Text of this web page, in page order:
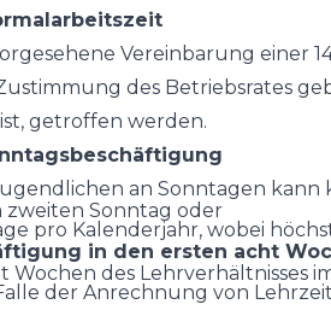
Vereinbarung einer
des Betriebsrates
getroffen werden.
an Sonntagen
zweiten Sonntag oder
pro Kalenderjahr, wobei
in den ersten acht
Wochen des Lehrverhältnisses
der Anrechnung von